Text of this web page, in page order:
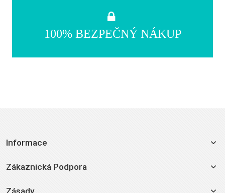
100% BEZPEČNÝ NÁKUP
Informace
Zákaznická Podpora